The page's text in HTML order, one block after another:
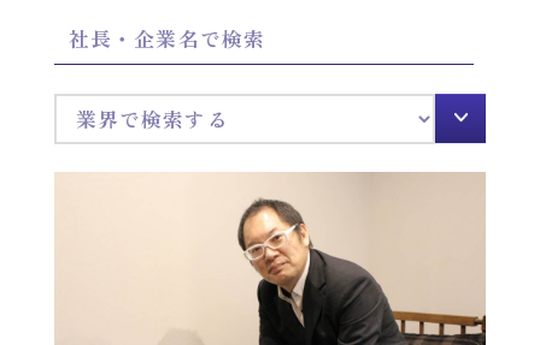
お問い合わせ
運営会社
掲載希望の方はこちら